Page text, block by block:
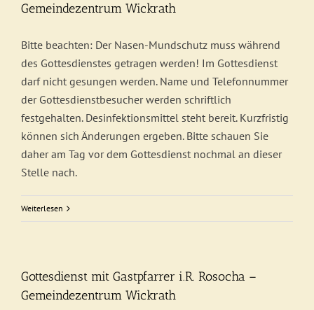
Gemeindezentrum Wickrath
Bitte beachten: Der Nasen-Mundschutz muss während
des Gottesdienstes getragen werden! Im Gottesdienst
darf nicht gesungen werden. Name und Telefonnummer
der Gottesdienstbesucher werden schriftlich
festgehalten. Desinfektionsmittel steht bereit. Kurzfristig
können sich Änderungen ergeben. Bitte schauen Sie
daher am Tag vor dem Gottesdienst nochmal an dieser
Stelle nach.
Weiterlesen
Gottesdienst mit Gastpfarrer i.R. Rosocha –
Gemeindezentrum Wickrath